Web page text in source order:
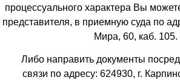
процессуального характера Вы
представителя, в приемную суда по
Мира, 60, каб. 105.
Либо направить документы
связи по адресу: 624930, г.